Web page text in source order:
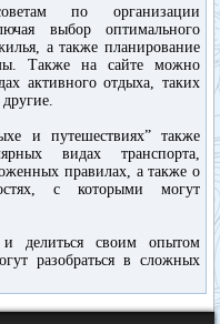
по организации
выбор оптимального
а также планирование
Также на сайте можно
активного отдыха, таких
и путешествиях” также
видах транспорта,
правилах, а также о
с которыми могут
и делиться своим опытом
разобраться в сложных